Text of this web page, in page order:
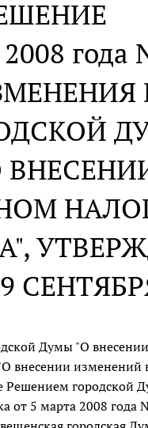
года
Думы "О
внесении
городской
от 5 марта 2008